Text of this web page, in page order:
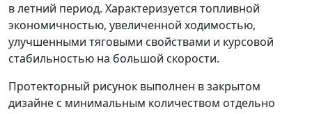
в летний период. Характеризуется топливной
экономичностью, увеличенной ходимостью,
улучшенными тяговыми свойствами и курсовой
стабильностью на большой скорости.
Протекторный рисунок выполнен в закрытом
дизайне с минимальным количеством отдельно